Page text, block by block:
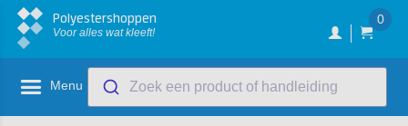
Polyestershoppen
Voor alles wat kleeft!
0
Menu Zoek een product of handleiding